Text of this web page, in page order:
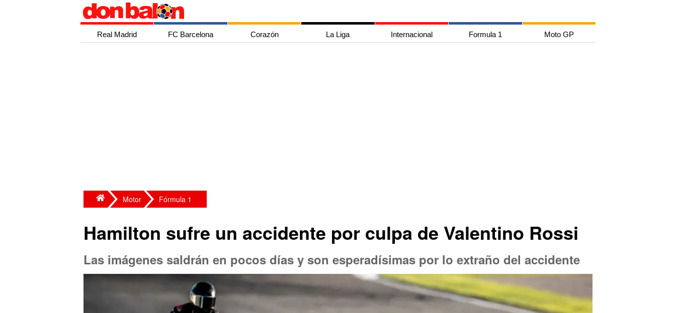
Real Madrid FC Barcelona Corazón La Liga Internacional Formula 1 Moto GP
Motor Fórmula 1
Hamilton sufre un accidente por culpa de Valentino Rossi
Las imágenes saldrán en pocos días y son esperadísimas por lo extraño del accidente